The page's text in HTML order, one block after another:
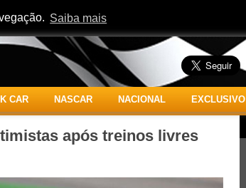
Saiba mais
CAR NASCAR NACIONAL EXCLUSIVO
após treinos livres